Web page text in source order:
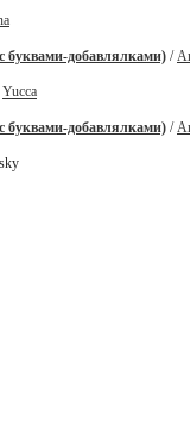
буквами-добавлялками) /
Yucca
буквами-добавлялками) /